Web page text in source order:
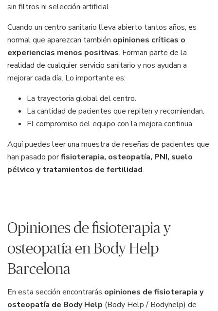
sin filtros ni selección artificial.
Cuando un centro sanitario lleva abierto tantos años, es
normal que aparezcan también opiniones críticas o
experiencias menos positivas. Forman parte de la
realidad de cualquier servicio sanitario y nos ayudan a
mejorar cada día. Lo importante es:
La trayectoria global del centro.
La cantidad de pacientes que repiten y recomiendan.
El compromiso del equipo con la mejora continua.
Aquí puedes leer una muestra de reseñas de pacientes que
han pasado porfisioterapia, osteopatía, PNI, suelo
pélvico y tratamientos de fertilidad.
Opiniones de fisioterapia y
osteopatía en Body Help
Barcelona
En esta sección encontrarás opiniones de fisioterapia y
osteopatía de Body Help (Body Help / Bodyhelp) de